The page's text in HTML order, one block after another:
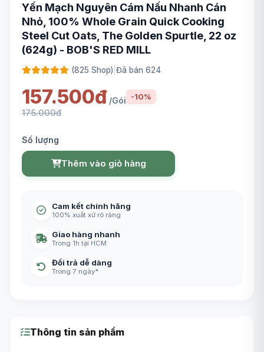
Yến Mạch Nguyên Cám Nấu Nhanh Cán
Nhỏ, 100% Whole Grain Quick Cooking
Steel Cut Oats, The Golden Spurtle, 22 oz
(624g) - BOB'S RED MILL
(825 Shop) Đã bán 624
157.500đ /Gói -10%
175.000đ
Số lượng
Thêm vào giỏ hàng
Cam kết chính hãng
100% xuất xứ rõ ràng
Giao hàng nhanh
Trong 1h tại HCM
Đổi trả dễ dàng
Trong 7 ngày*
Thông tin sản phẩm